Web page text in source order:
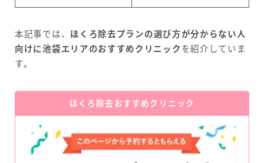
本記事では、 ほくろ除去プランの選び方が分からない人
向けに池袋エリアのおすすめクリニック を紹介していま
す。
ほくろ除去おすすめクリニック